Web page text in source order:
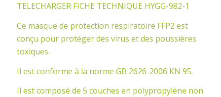
TELECHARGER FICHE TECHNIQUE HYGG-982-1
Ce masque de protection respiratoire FFP2 est
conçu pour protéger des virus et des poussières
toxiques.
Il est conforme à la norme GB 2626-2006 KN 95.
Il est composé de 5 couches en polypropylène non